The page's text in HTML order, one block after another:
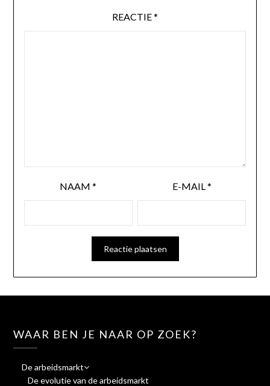
REACTIE*
NAAM* E-MAIL *
WAAR BEN JE NAAR OP ZOEK?
De arbeidsmarkt
De evolutie van de arbeidsmarkt